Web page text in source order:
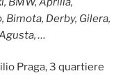
Bimota, Derby, Gilera,
…
Praga, 3 quartiere